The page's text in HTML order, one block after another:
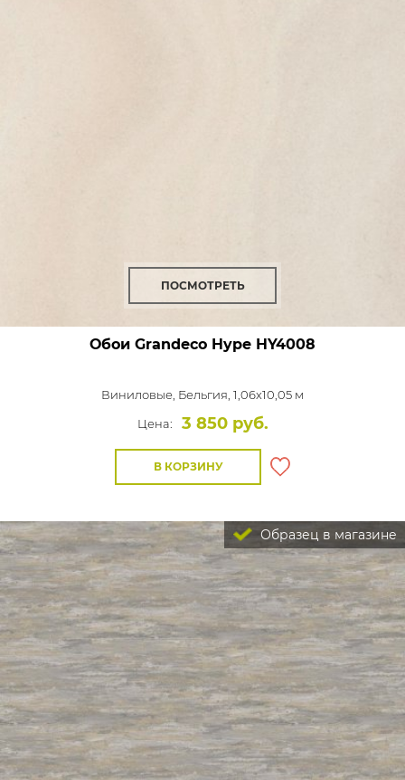
ПОСМОТРЕТЬ
Обои Grandeco Hype HY4008
Виниловые, Бельгия, 1,06x10,05 м
Цена:
3 850 руб.
В КОРЗИНУ
Образец в магазине